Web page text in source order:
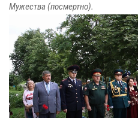
Мужества (посмертно).